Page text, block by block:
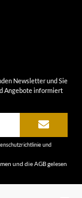
Newsletter und Sie
Angebote informiert
und
und dieAGBgelesen